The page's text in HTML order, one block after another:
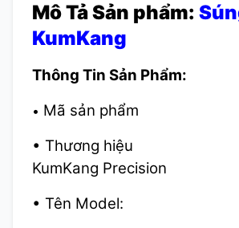
Mô Tả Sản phẩm:
KumKang
Thông Tin Sản Phẩm:
• Mã sản phẩm :
• Thương
KumKang Precision
• Tên Model: